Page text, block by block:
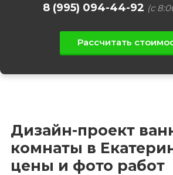
8 (995) 094-44-92 (с
Рассчитать
Дизайн-проект
комнаты в
цены и фото работ